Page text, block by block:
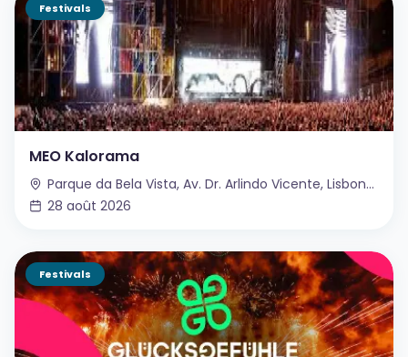
Festivals
MEO Kalorama
Parque da Bela Vista, Av. Dr. Arlindo Vicente, Lisbonne, Portugal
28 août 2026
Festivals